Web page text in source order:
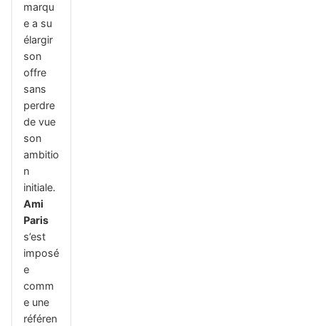
marqu
e a su
élargir
son
offre
sans
perdre
de vue
son
ambitio
n
initiale.
Ami
Paris
s’est
imposé
e
comm
e une
référen